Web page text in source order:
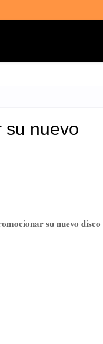
su nuevo
su nuevo disco